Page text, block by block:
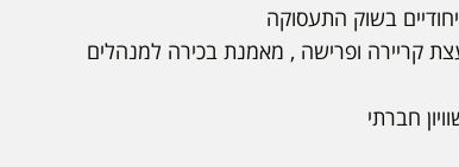
בשוק התעסוקה
ופרישה , מאמנת בכירה למנהלים
חברתי